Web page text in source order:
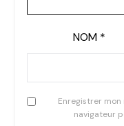
NOM *
Enregistrer
navigateur